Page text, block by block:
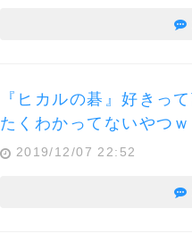
『ヒカルの碁』好きっ
たくわかってないやつｗ
2019/12/07 22:52